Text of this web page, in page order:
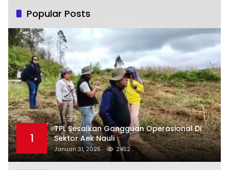
Popular Posts
1
TPL Sesalkan Gangguan Operasional Di
Sektor Aek Nauli
Januari 31, 2025 2452